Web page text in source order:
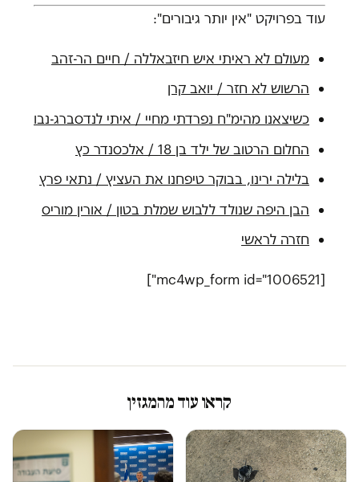
עוד בפרויקט "אין יותר גיבורים":
מעולם לא ראיתי איש חיזבאללה / חיים הר-זהב
הרשוש לא חזר / יואב קרן
כשיצאנו מהימ"ח נפרדתי מחיי / איתי לנדסברג-נבו
החלום הרטוב של ילד בן 18 / אלכסנדר כץ
בלילה ירינו, בבוקר טיפחנו את העציץ / נתאי פרץ
הבן היפה שנולד ללבוש שמלת בטון / אורין מוריס
חזרה לראשי
[mc4wp_form id="1006521"]
קראו עוד מהמגזין